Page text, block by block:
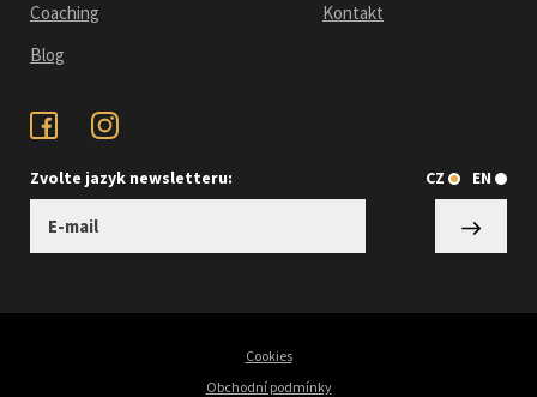
Coaching
Blog
Kontakt
Zvolte jazyk newsletteru: CZ EN
Cookies
Obchodní podmínky